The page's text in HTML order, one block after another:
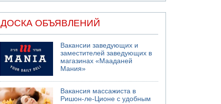
ДОСКА ОБЪЯВЛЕНИЙ
Вакансии заведующих и
заместителей заведующих в
магазинах «Мааданей
Мания»
Вакансия массажиста в
Ришон-ле-Ционе с удобным